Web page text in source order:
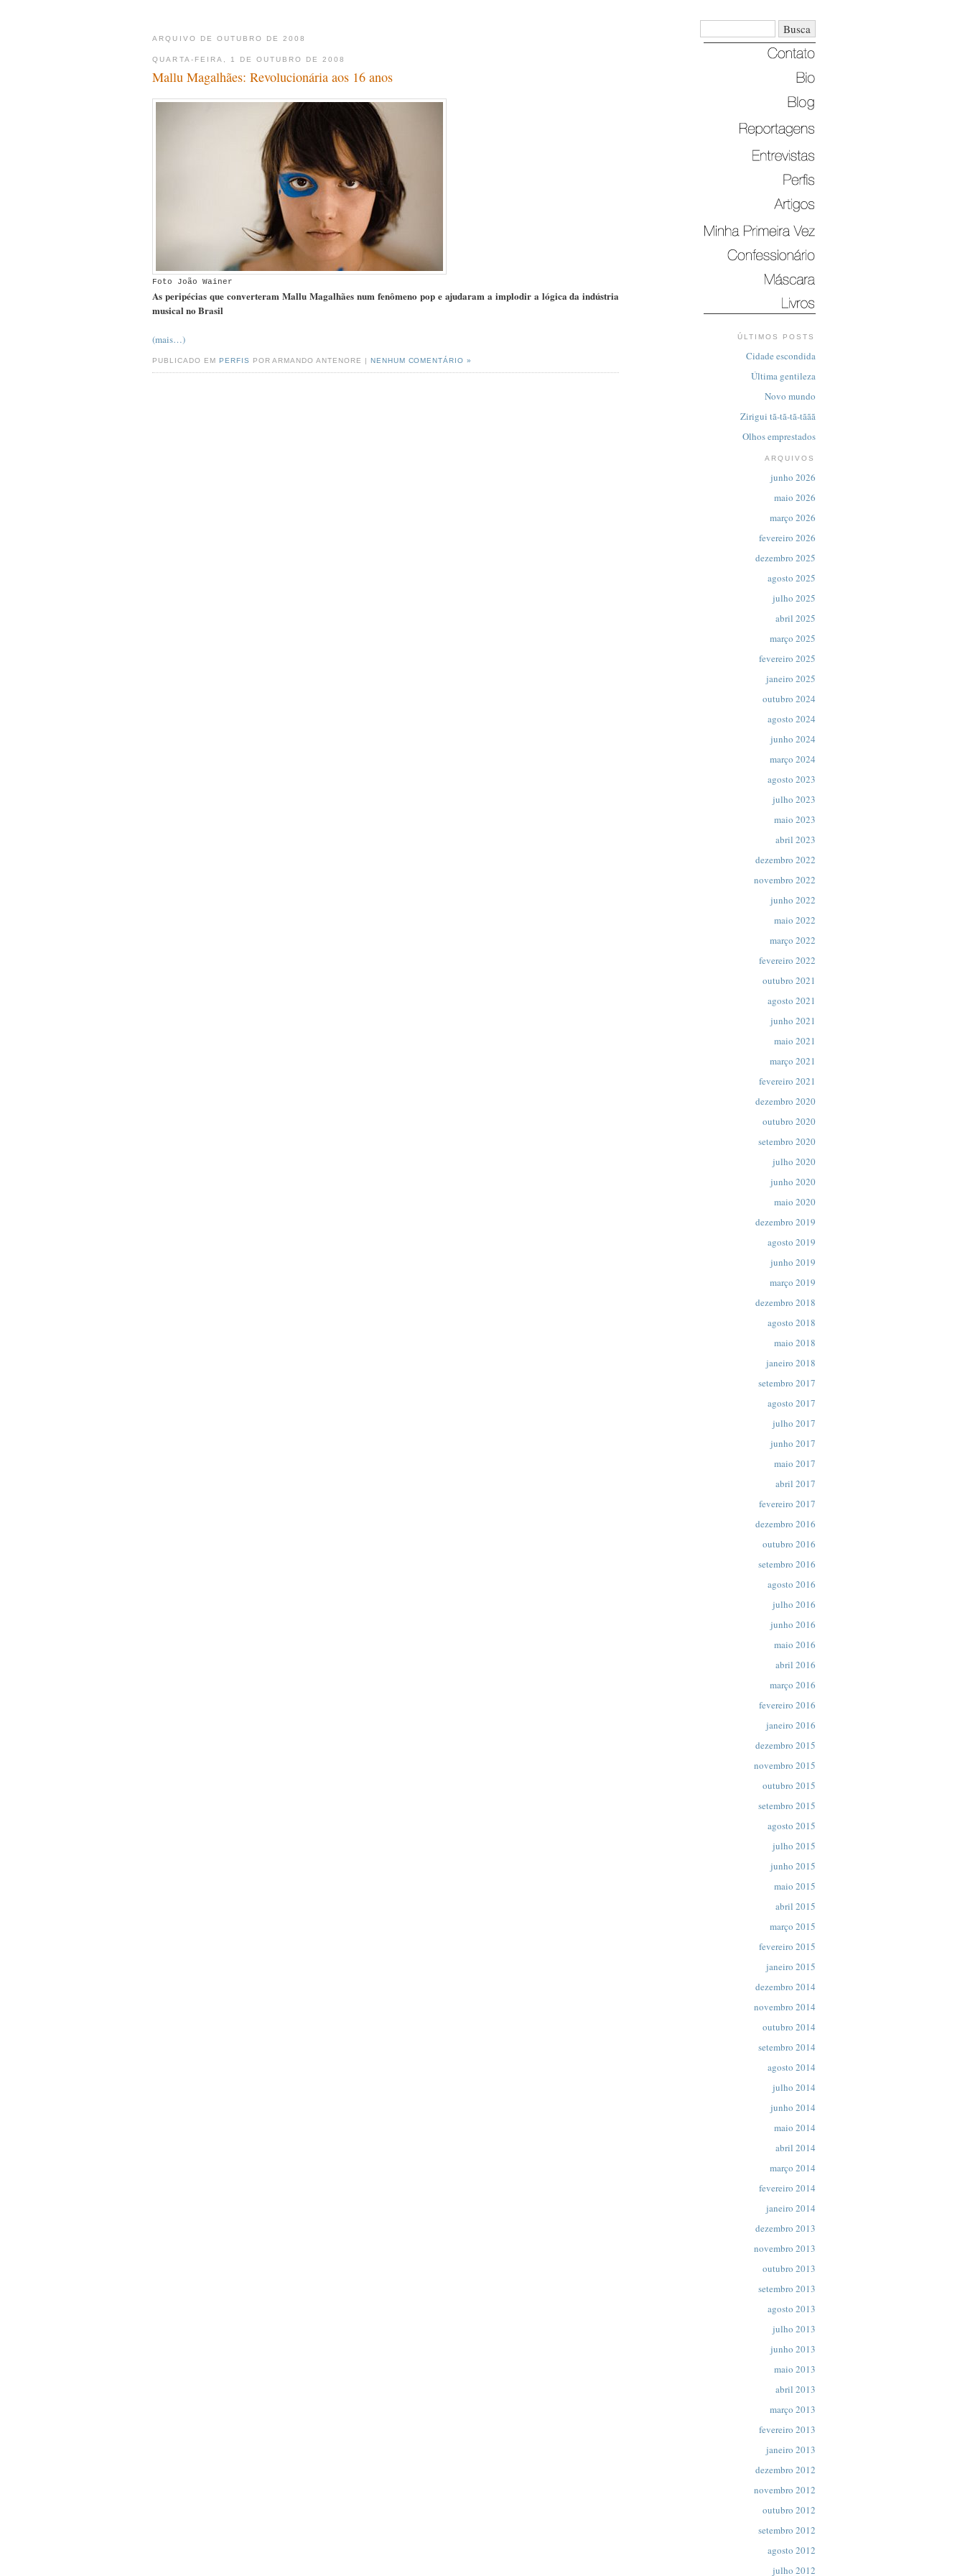
ÚLTIMOS POSTS
Cidade escondida
Última gentileza
Novo mundo
Zirigui tã-tã-tã-tããã
Olhos emprestados
ARQUIVOS
junho 2026
maio 2026
março 2026
fevereiro 2026
dezembro 2025
agosto 2025
julho 2025
abril 2025
março 2025
fevereiro 2025
janeiro 2025
outubro 2024
agosto 2024
junho 2024
março 2024
agosto 2023
julho 2023
maio 2023
abril 2023
dezembro 2022
novembro 2022
junho 2022
maio 2022
março 2022
fevereiro 2022
outubro 2021
agosto 2021
junho 2021
maio 2021
março 2021
fevereiro 2021
dezembro 2020
outubro 2020
setembro 2020
julho 2020
junho 2020
maio 2020
dezembro 2019
agosto 2019
junho 2019
março 2019
dezembro 2018
agosto 2018
maio 2018
janeiro 2018
setembro 2017
agosto 2017
julho 2017
junho 2017
maio 2017
abril 2017
fevereiro 2017
dezembro 2016
outubro 2016
setembro 2016
agosto 2016
julho 2016
junho 2016
maio 2016
abril 2016
março 2016
fevereiro 2016
janeiro 2016
dezembro 2015
novembro 2015
outubro 2015
setembro 2015
agosto 2015
julho 2015
junho 2015
maio 2015
abril 2015
março 2015
fevereiro 2015
janeiro 2015
dezembro 2014
novembro 2014
outubro 2014
setembro 2014
agosto 2014
julho 2014
junho 2014
maio 2014
abril 2014
março 2014
fevereiro 2014
janeiro 2014
dezembro 2013
novembro 2013
outubro 2013
setembro 2013
agosto 2013
julho 2013
junho 2013
maio 2013
abril 2013
março 2013
fevereiro 2013
janeiro 2013
dezembro 2012
novembro 2012
outubro 2012
setembro 2012
agosto 2012
julho 2012
ARQUIVO DE OUTUBRO DE 2008
QUARTA-FEIRA, 1 DE OUTUBRO DE 2008
Mallu Magalhães: Revolucionária aos 16 anos
Foto João Wainer
As peripécias que converteram Mallu Magalhães num fenômeno pop e ajudaram a implodir a lógica da indústria
musical no Brasil
(mais…)
PUBLICADO EM PERFIS POR ARMANDO ANTENORE | NENHUM COMENTÁRIO »